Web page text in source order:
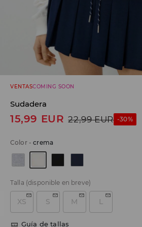
VENTASCOMING SOON
Sudadera
15,99 EUR 22,99 EUR -30%
Color-crema
Talla (disponible en breve)
XS S M L
Guía de tallas